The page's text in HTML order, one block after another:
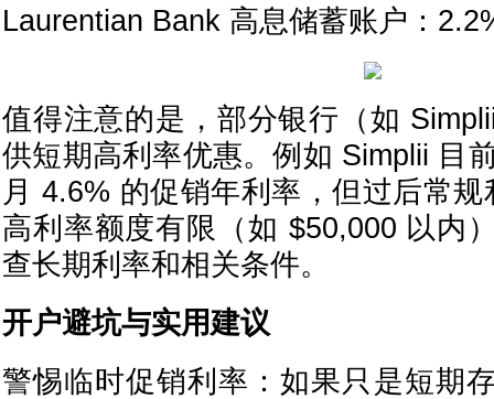
Laurentian Bank 高息储蓄账户：
值得注意的是，部分银行（如
供短期高利率优惠。例如 Simplii 目
月 4.6% 的促销年利率，但过后常
高利率额度有限（如 $50,000 以内
查长期利率和相关条件。
开户避坑与实用建议
警惕临时促销利率：如果只是短期